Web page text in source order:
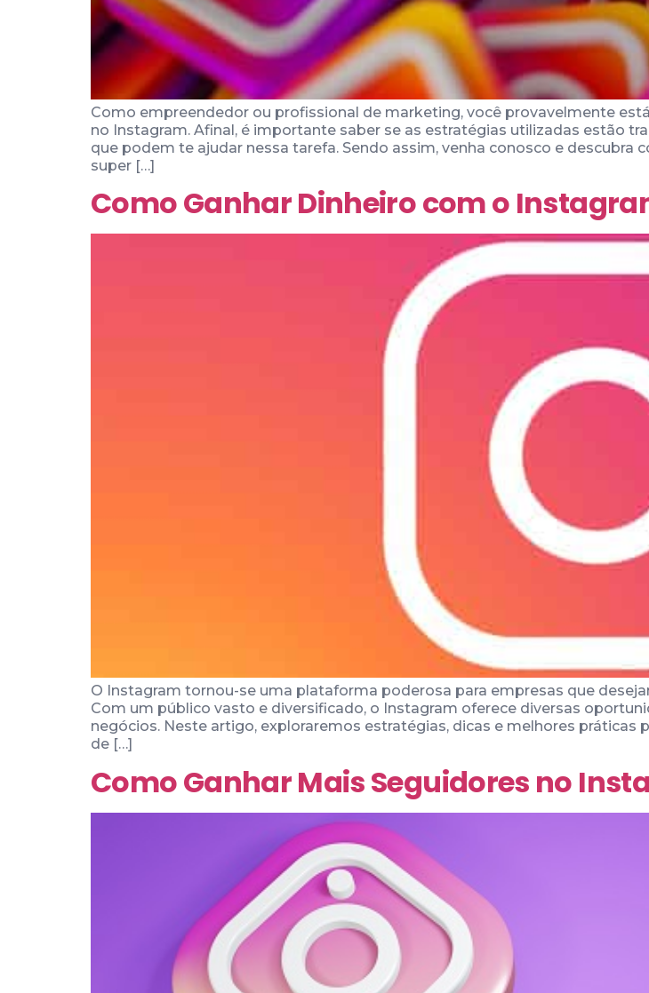
Como empreendedor ou profissional de marketing, você provavelmente
no Instagram. Afinal, é importante saber se as estratégias utilizadas estão
que podem te ajudar nessa tarefa. Sendo assim, venha conosco e
super […]
Como Ganhar Dinheiro com o
O Instagram tornou-se uma plataforma poderosa para empresas que
Com um público vasto e diversificado, o Instagram oferece diversas
negócios. Neste artigo, exploraremos estratégias, dicas e melhores
de […]
Como Ganhar Mais Seguidores no